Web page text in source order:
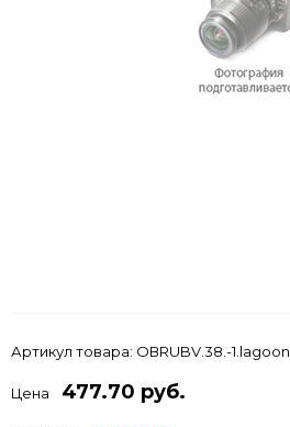
Артикул товара: ОВRUBV.38.-1.lagoon
Цена 477.70 руб.